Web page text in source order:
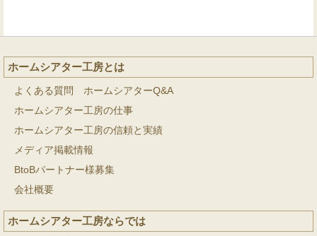
ホームシアター工房とは
よくある質問 ホームシアターQ&A
ホームシアター工房の仕事
ホームシアター工房の信頼と実績
メディア掲載情報
BtoBパートナー様募集
会社概要
ホームシアター工房ならでは